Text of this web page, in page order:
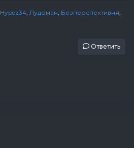
Hypez34, Лудоман, Безперспективня,
Ответить